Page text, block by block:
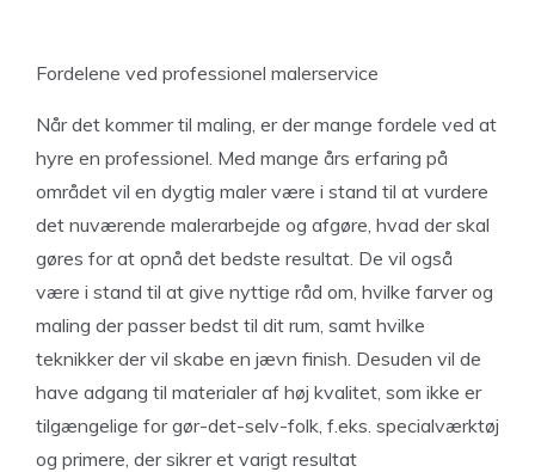
Fordelene ved professionel malerservice
Når det kommer til maling, er der mange fordele ved at
hyre en professionel. Med mange års erfaring på
området vil en dygtig maler være i stand til at vurdere
det nuværende malerarbejde og afgøre, hvad der skal
gøres for at opnå det bedste resultat. De vil også
være i stand til at give nyttige råd om, hvilke farver og
maling der passer bedst til dit rum, samt hvilke
teknikker der vil skabe en jævn finish. Desuden vil de
have adgang til materialer af høj kvalitet, som ikke er
tilgængelige for gør-det-selv-folk, f.eks. specialværktøj
og primere, der sikrer et varigt resultat